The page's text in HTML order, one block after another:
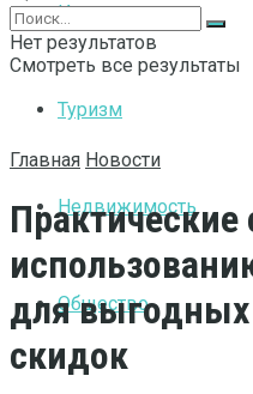
Интернет
Туризм
Недвижимость
Общество
Нет результатов
Смотреть все результаты
Главная Новости
для выгодных
скидок